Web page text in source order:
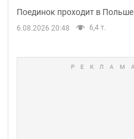
Видео
Поединок проходит в Польше
6.08.2026 20:48 6,4 т.